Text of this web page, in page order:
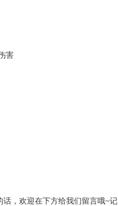
害
，欢迎在下方给我们留言哦~记